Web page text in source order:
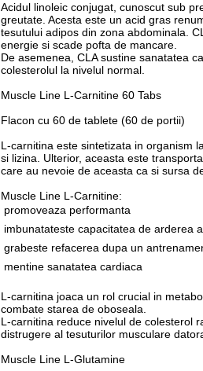
Acidul linoleic conjugat, cunoscut sub
greutate. Acesta este un acid gras
tesutului adipos din zona abdominala.
energie si scade pofta de mancare.
De asemenea, CLA sustine sanatatea
colesterolul la nivelul normal.
Muscle Line L-Carnitine 60 Tabs
Flacon cu 60 de tablete (60 de portii)
L-carnitina este sintetizata in organism
si lizina. Ulterior, aceasta este
care au nevoie de aceasta ca si sursa
Muscle Line L-Carnitine:
 promoveaza performanta
 imbunatateste capacitatea de arderea
 grabeste refacerea dupa un
 mentine sanatatea cardiaca
L-carnitina joaca un rol crucial in
combate starea de oboseala.
L-carnitina reduce nivelul de colesterol
distrugere al tesuturilor musculare
Muscle Line L-Glutamine